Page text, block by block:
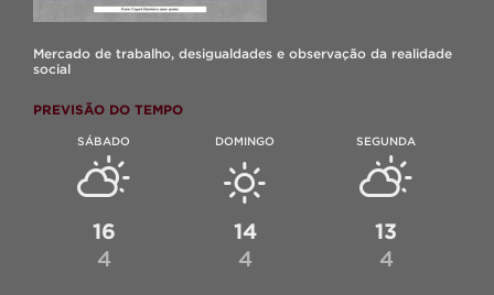
Mercado de trabalho, desigualdades e observação da realidade
social
PREVISÃO DO TEMPO
SÁBADO
16
4
DOMINGO
14
4
SEGUNDA
13
4